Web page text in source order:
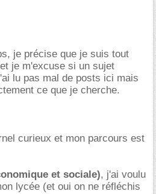
je précise que je suis tout
je m'excuse si un sujet
lu pas mal de posts ici mais
ce que je cherche.
curieux et mon parcours est
et sociale), j'ai voulu
lycée (et oui on ne réfléchis